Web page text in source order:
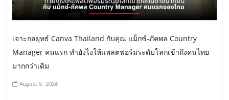
เจาะกลยุทธ์ Canva Thailand กับคุณ แม็กซ์-ภัคพล Country
Manager คนแรก ทำยังไงให้แพลตฟอร์มระดับโลกเข้าถึงคนไทย
มากกว่าเดิม
August 5, 2026